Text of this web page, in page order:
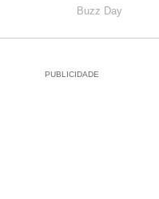
PUBLICIDADE